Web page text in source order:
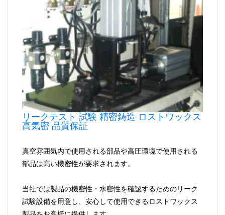
リークテスト 試験 精密鋳造 ロストワックス
高気密 品質保証
真空雰囲気内で使用される部品や高圧環境で使用される
部品は高い機密性が要求されます。
当社では製品の機密性・水密性を確認するためのリーク
試験設備を用意し、安心して使用できるロストワックス